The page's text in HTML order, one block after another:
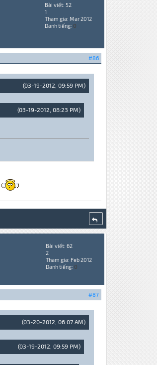
Bài viết: 52
1
Tham gia: Mar 2012
Danh tiếng: 0
#86
(03-19-2012, 09:59 PM)
(03-19-2012, 08:23 PM)
Bài viết: 62
2
Tham gia: Feb 2012
Danh tiếng: 0
#87
(03-20-2012, 06:07 AM)
(03-19-2012, 09:59 PM)